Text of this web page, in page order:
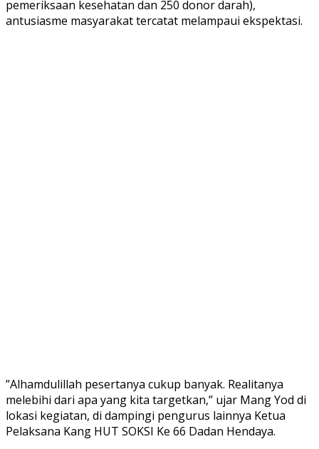
pemeriksaan kesehatan dan 250 donor darah),
antusiasme masyarakat tercatat melampaui ekspektasi.
​”Alhamdulillah pesertanya cukup banyak. Realitanya
melebihi dari apa yang kita targetkan,” ujar Mang Yod di
lokasi kegiatan, di dampingi pengurus lainnya Ketua
Pelaksana Kang HUT SOKSI Ke 66 Dadan Hendaya.